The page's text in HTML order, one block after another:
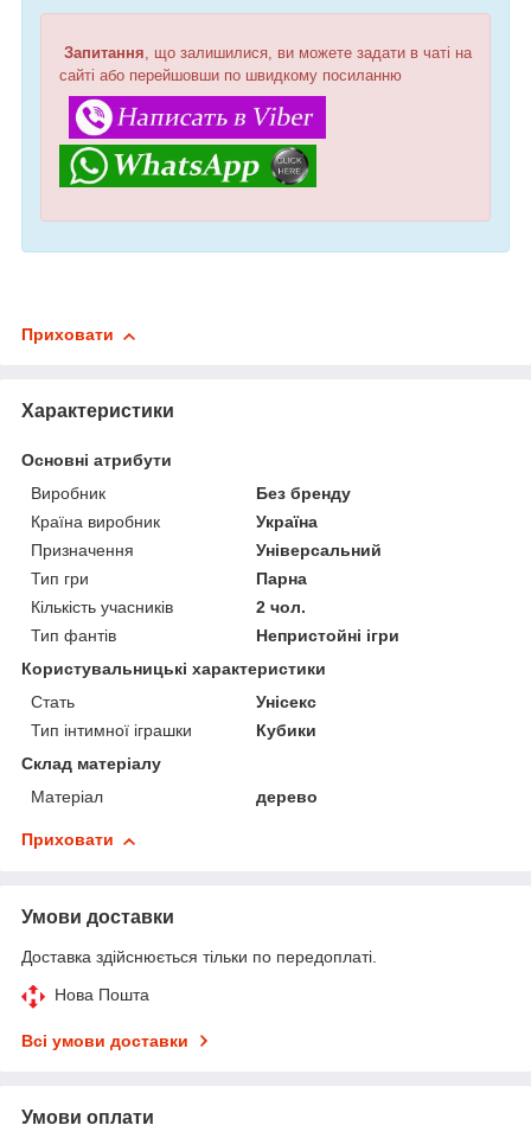
Запитання, що залишилися, ви можете задати в чаті на
сайті або перейшовши по швидкому посиланню
Приховати
Характеристики
Основні атрибути
Виробник
Без бренду
Країна виробник
Україна
Призначення
Універсальний
Тип гри
Парна
Кількість учасників
2 чол.
Тип фантів
Непристойні ігри
Користувальницькі характеристики
Стать
Унісекс
Тип інтимної іграшки
Кубики
Склад матеріалу
Матеріал
дерево
Приховати
Умови доставки
Доставка здійснюється тільки по передоплаті.
Нова Пошта
Всі умови доставки
Умови оплати